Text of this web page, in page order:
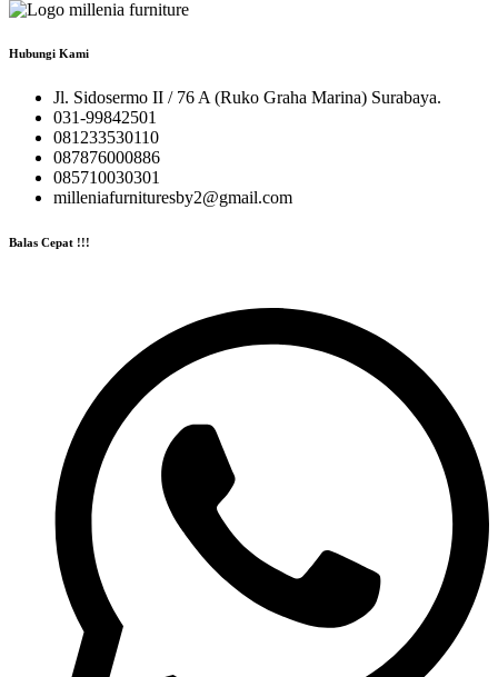
Hubungi Kami
Jl. Sidosermo II / 76 A (Ruko Graha Marina) Surabaya.
031-99842501
081233530110
087876000886
085710030301
milleniafurnituresby2@gmail.com
Balas Cepat !!!